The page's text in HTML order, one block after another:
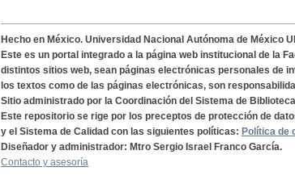
Hecho en México. Universidad Nacional Autónoma de México
Este es un portal integrado a la página web institucional de la
distintos sitios web, sean páginas electrónicas personales de
los textos como de las páginas electrónicas, son
Sitio administrado por la Coordinación del Sistema de
Este repositorio se rige por los preceptos de protección de
y el Sistema de Calidad con las siguientes políticas: Política de
Diseñador y administrador: Mtro Sergio Israel Franco García.
Contacto y asesoría